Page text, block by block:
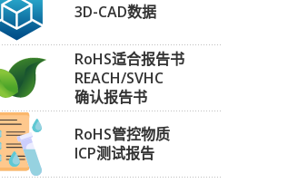
3D-CAD数据
RoHS适合报告书
REACH/SVHC
确认报告书
RoHS管控物质
ICP测试报告